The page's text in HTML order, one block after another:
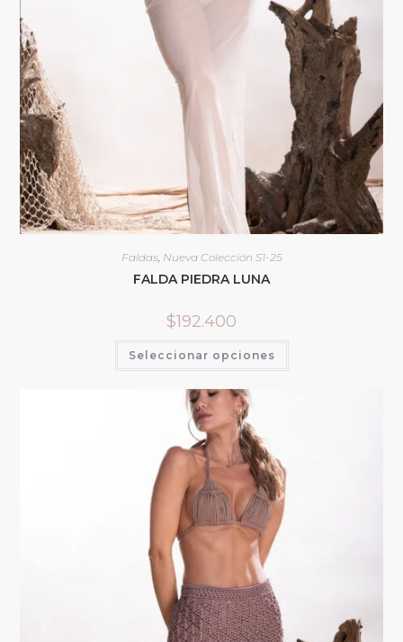
Faldas Nueva Colección S1-25
FALDA PIEDRA LUNA
$192.400
Seleccionar opciones